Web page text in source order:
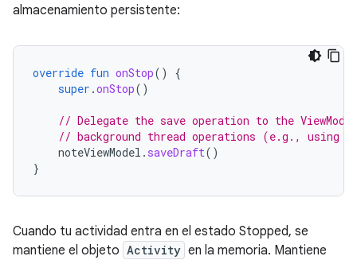
almacenamiento persistente:
override fun onStop()
{
super .onStop()
// Delegate the save operation to the
// background thread operations (e.g., using
noteViewModel . saveDraft()
}
Cuando tu actividad entra en el estado Stopped, se
mantiene el objeto Activity en la memoria. Mantiene